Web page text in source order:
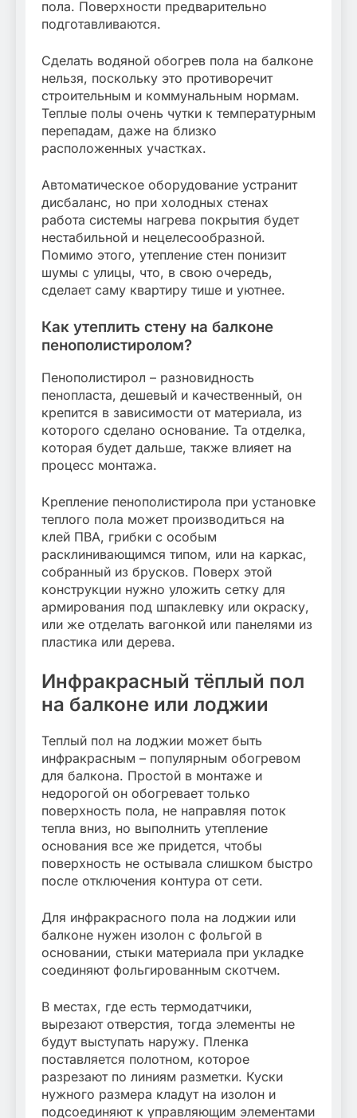
пола. Поверхности предварительно
подготавливаются.
Сделать водяной обогрев пола на балконе
нельзя, поскольку это противоречит
строительным и коммунальным нормам.
Теплые полы очень чутки к температурным
перепадам, даже на близко
расположенных участках.
Автоматическое оборудование устранит
дисбаланс, но при холодных стенах
работа системы нагрева покрытия будет
нестабильной и нецелесообразной.
Помимо этого, утепление стен понизит
шумы с улицы, что, в свою очередь,
сделает саму квартиру тише и уютнее.
Как утеплить стену на балконе
пенополистиролом?
Пенополистирол – разновидность
пенопласта, дешевый и качественный, он
крепится в зависимости от материала, из
которого сделано основание. Та отделка,
которая будет дальше, также влияет на
процесс монтажа.
Крепление пенополистирола при установке
теплого пола может производиться на
клей ПВА, грибки с особым
расклинивающимся типом, или на каркас,
собранный из брусков. Поверх этой
конструкции нужно уложить сетку для
армирования под шпаклевку или окраску,
или же отделать вагонкой или панелями из
пластика или дерева.
Инфракрасный тёплый пол
на балконе или лоджии
Теплый пол на лоджии может быть
инфракрасным – популярным обогревом
для балкона. Простой в монтаже и
недорогой он обогревает только
поверхность пола, не направляя поток
тепла вниз, но выполнить утепление
основания все же придется, чтобы
поверхность не остывала слишком быстро
после отключения контура от сети.
Для инфракрасного пола на лоджии или
балконе нужен изолон с фольгой в
основании, стыки материала при укладке
соединяют фольгированным скотчем.
В местах, где есть термодатчики,
вырезают отверстия, тогда элементы не
будут выступать наружу. Пленка
поставляется полотном, которое
разрезают по линиям разметки. Куски
нужного размера кладут на изолон и
подсоединяют к управляющим элементами